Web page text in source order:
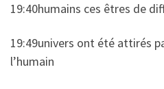
19:40humains ces êtres de
19:49univers ont été attirés
l’humain